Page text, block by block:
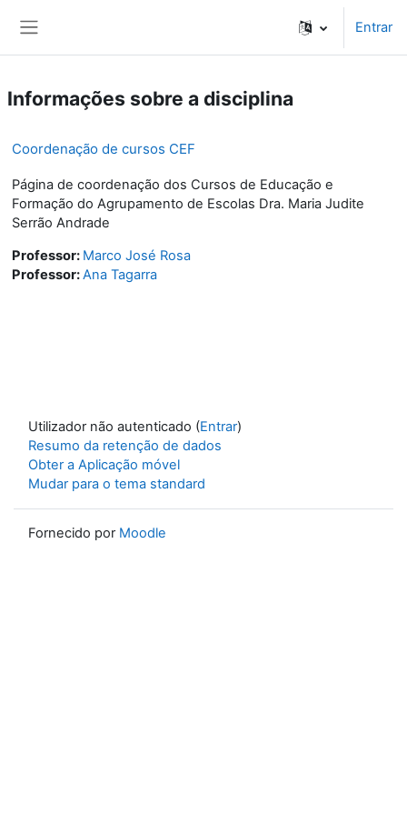
Entrar
Informações sobre a disciplina
Coordenação de cursos CEF
Página de coordenação dos Cursos de Educação e
Formação do Agrupamento de Escolas Dra. Maria Judite
Serrão Andrade
Professor: Marco José Rosa
Professor:Ana Tagarra
Utilizador não autenticado (Entrar)
Resumo da retenção de dados
Obter a Aplicação móvel
Mudar para o tema standard
Fornecido por Moodle